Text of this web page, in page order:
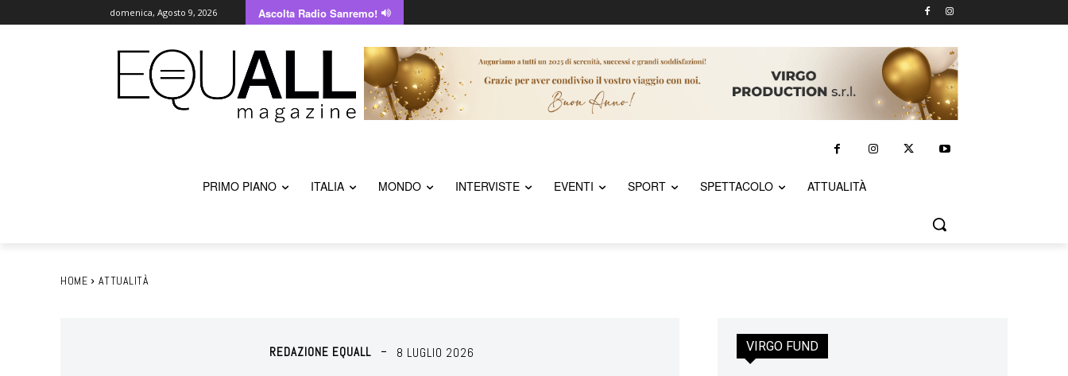
domenica, Agosto 9, 2026 Ascolta Radio Sanremo!
PRIMO PIANO ITALIA MONDO INTERVISTE EVENTI SPORT SPETTACOLO ATTUALITÀ
HOME ATTUALITÀ
REDAZIONE EQUALL 8 LUGLIO 2026 VIRGO FUND